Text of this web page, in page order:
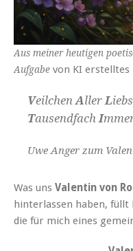
Aus meiner heutigen
Aufgabe von KI erstelltes
VeilchenAllerL
TausendfachI
Uwe Anger zum
Was uns Valentin von
hinterlassen haben, füllt
die für mich eines